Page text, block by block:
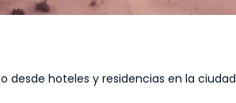
desde hoteles y residencias en la ciudad